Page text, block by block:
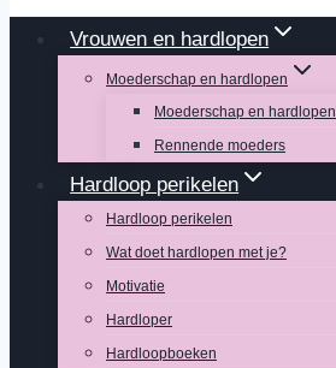
Vrouwen en hardlopen
Moederschap en hardlopen
Moederschap en hardlopen
Rennende moeders
Hardloop perikelen
Hardloop perikelen
Wat doet hardlopen met je?
Motivatie
Hardloper
Hardloopboeken